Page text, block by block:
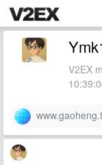
V2EX